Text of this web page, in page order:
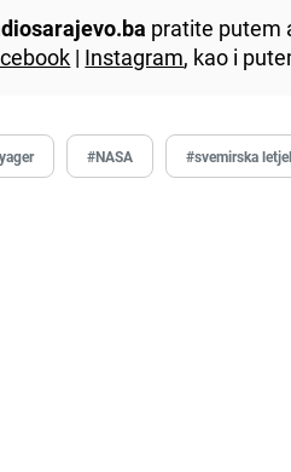
pratite putem
| Instagram, kao i
#NASA #svemirska